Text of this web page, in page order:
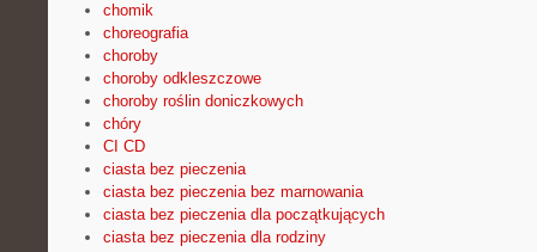
chomik
choreografia
choroby
choroby odkleszczowe
choroby roślin doniczkowych
chóry
CI CD
ciasta bez pieczenia
ciasta bez pieczenia bez marnowania
ciasta bez pieczenia dla początkujących
ciasta bez pieczenia dla rodziny